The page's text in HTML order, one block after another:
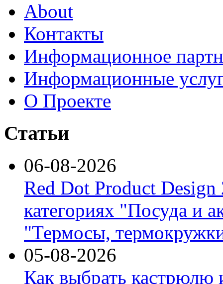
About
Контакты
Информационное
Информационные
О Проекте
Статьи
06-08-2026
Red Dot Product Design
категориях "Посуда и
"Термосы,
05-08-2026
Как выбрать кастрюлю